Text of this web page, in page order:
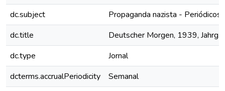
dc.subject
Propaganda nazista - Periódicos
dc.title
Deutscher Morgen, 1939, Jahrg.
dc.type
Jornal
dcterms.accrualPeriodicity
Semanal